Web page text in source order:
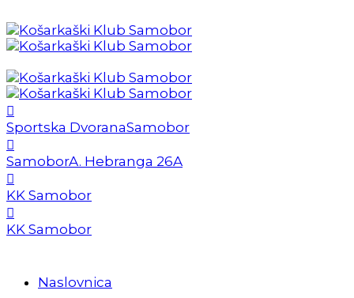
Sportska DvoranaSamobor
SamoborA. Hebranga 26A
KK Samobor
KK Samobor
Naslovnica